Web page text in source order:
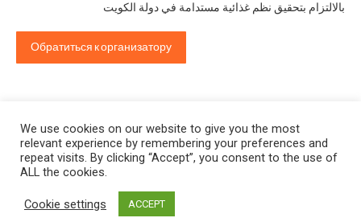
بالالتزام بتحقيق نظم غذائية مستدامة في دولة الكويت
Обратиться к организатору
Privacy policy
We use cookies on our website to give you the most
relevant experience by remembering your preferences and
repeat visits. By clicking “Accept”, you consent to the use of
ALL the cookies.
Cookie settings ACCEPT